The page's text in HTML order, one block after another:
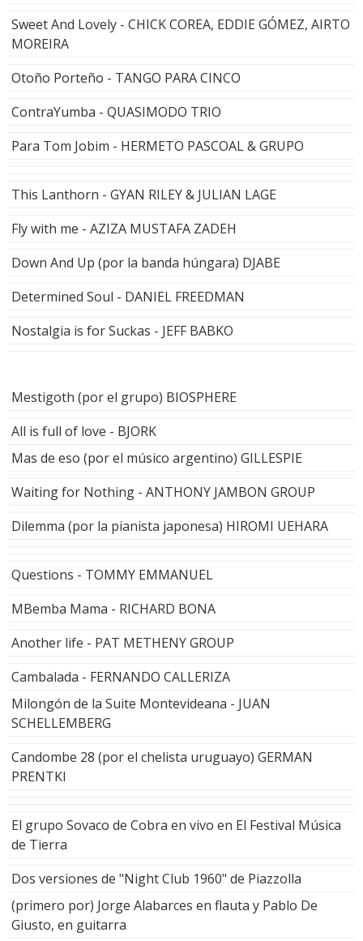
Sweet And Lovely - CHICK COREA, EDDIE GÓMEZ, AIRTO
MOREIRA
Otoño Porteño - TANGO PARA CINCO
ContraYumba - QUASIMODO TRIO
Para Tom Jobim - HERMETO PASCOAL & GRUPO
This Lanthorn - GYAN RILEY & JULIAN LAGE
Fly with me - AZIZA MUSTAFA ZADEH
Down And Up (por la banda húngara) DJABE
Determined Soul - DANIEL FREEDMAN
Nostalgia is for Suckas - JEFF BABKO
Mestigoth (por el grupo) BIOSPHERE
All is full of love - BJORK
Mas de eso (por el músico argentino) GILLESPIE
Waiting for Nothing - ANTHONY JAMBON GROUP
Dilemma (por la pianista japonesa) HIROMI UEHARA
Questions - TOMMY EMMANUEL
MBemba Mama - RICHARD BONA
Another life - PAT METHENY GROUP
Cambalada - FERNANDO CALLERIZA
Milongón de la Suite Montevideana - JUAN
SCHELLEMBERG
Candombe 28 (por el chelista uruguayo) GERMAN
PRENTKI
El grupo Sovaco de Cobra en vivo en El Festival Música
de Tierra
Dos versiones de "Night Club 1960" de Piazzolla
(primero por) Jorge Alabarces en flauta y Pablo De
Giusto, en guitarra